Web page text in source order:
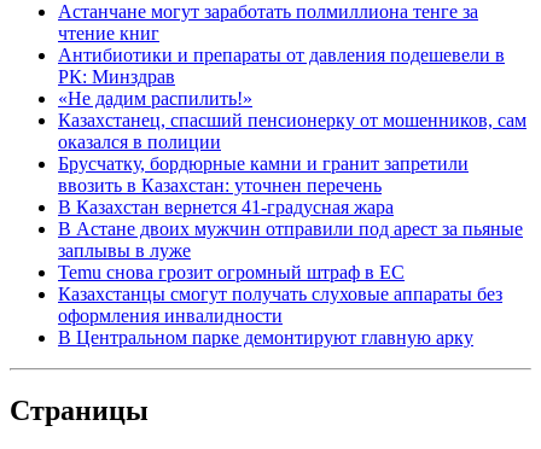
Астанчане могут заработать полмиллиона тенге за
чтение книг
Антибиотики и препараты от давления подешевели в
РК: Минздрав
«Не дадим распилить!»
Казахстанец, спасший пенсионерку от мошенников, сам
оказался в полиции
Брусчатку, бордюрные камни и гранит запретили
ввозить в Казахстан: уточнен перечень
В Казахстан вернется 41-градусная жара
В Астане двоих мужчин отправили под арест за пьяные
заплывы в луже
Temu снова грозит огромный штраф в ЕС
Казахстанцы смогут получать слуховые аппараты без
оформления инвалидности
В Центральном парке демонтируют главную арку
Страницы